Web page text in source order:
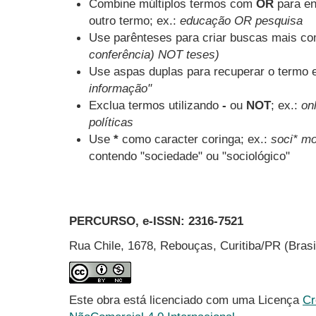
Combine múltiplos termos com OR para
outro termo; ex.: educação OR pesquisa
Use parênteses para criar buscas mais
conferência) NOT teses)
Use aspas duplas para recuperar o termo
informação"
Exclua termos utilizando - ou NOT; ex.:
políticas
Use * como caracter coringa; ex.: soci*
contendo "sociedade" ou "sociológico"
PERCURSO, e-ISSN: 2316-7521
Rua Chile, 1678, Rebouças, Curitiba/PR
Este obra está licenciado com uma Licença